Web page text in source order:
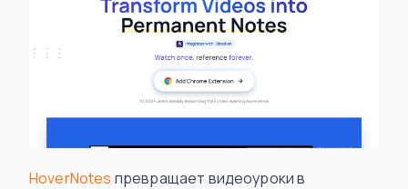
HoverNotes превращает видеоуроки в